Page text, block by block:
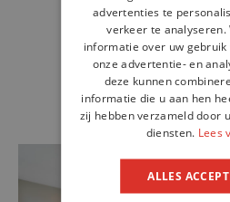
advertenties te
verkeer te analyseren.
informatie over uw
onze advertentie- en
deze kunnen
informatie die u aan hen
zij hebben verzameld door
diensten. Lees
ALLES